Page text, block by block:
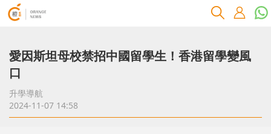
愛因斯坦母校禁招中國留學生！香港留學變風
口
升學導航
2024-11-07 14:58